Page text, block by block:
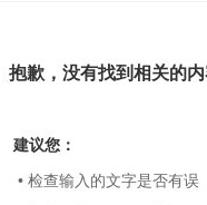
抱歉，没有找到相关的
建议您：
• 检查输入的文字是否有误